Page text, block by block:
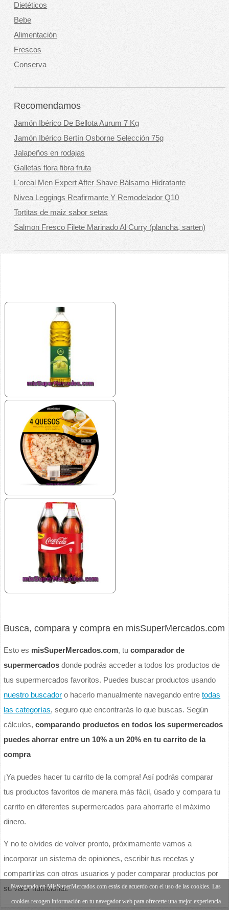
Dietéticos
Bebe
Alimentación
Frescos
Conserva
Recomendamos
Jamón Ibérico De Bellota Aurum 7 Kg
Jamón Ibérico Bertín Osborne Selección 75g
Jalapeños en rodajas
Galletas flora fibra fruta
L'oreal Men Expert After Shave Bálsamo Hidratante
Nivea Leggings Reafirmante Y Remodelador Q10
Tortitas de maiz sabor setas
Salmon Fresco Filete Marinado Al Curry (plancha, sarten)
Busca, compara y compra en misSuperMercados.com
Esto es misSuperMercados.com, tucomparador de
supermercados donde podrás acceder a todos los productos de
tus supermercados favoritos. Puedes buscar productos usando
nuestro buscador o hacerlo manualmente navegando entretodas
las categorías, seguro que encontrarás lo que buscas. Según
cálculos,comparando productos en todos los supermercados
puedes ahorrar entre un 10% a un 20% en tu carrito de la
compra
¡Ya puedes hacer tu carrito de la compra! Así podrás comparar
tus productos favoritos de manera más fácil, úsado y compara tu
carrito en diferentes supermercados para ahorrarte el máximo
dinero.
Y no te olvides de volver pronto, próximamente vamos a
incorporar un sistema de opiniones, escribir tus recetas y
compartirlas con otros usuarios y poder comparar productos por
su valor nutricional.
Navegando en MisSuperMercados.com estás de acuerdo con el uso de las cookies. Las
cookies recogen información en tu navegador web para ofrecerte una mejor experiencia